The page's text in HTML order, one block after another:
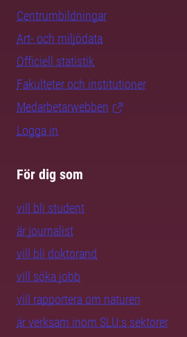
Centrumbildningar
Art- och miljödata
Officiell statistik
Fakulteter och institutioner
Medarbetarwebben
Logga in
För dig som
vill bli student
är journalist
vill bli doktorand
vill söka jobb
vill rapportera om naturen
är verksam inom SLU:s sektorer